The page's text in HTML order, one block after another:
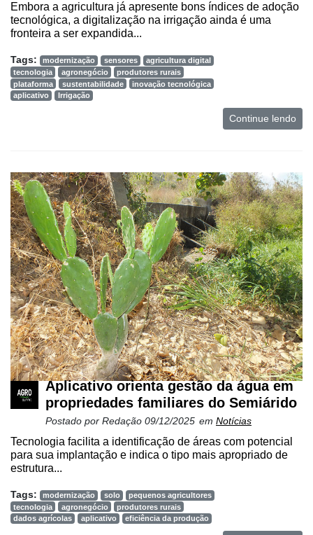
Embora a agricultura já apresente bons índices de adoção
tecnológica, a digitalização na irrigação ainda é uma
fronteira a ser expandida...
Tags: modernização sensores
agricultura digital
tecnologia
agronegócio
produtores rurais
plataforma
sustentabilidade
inovação tecnológica
aplicativo
Irrigação
Continue lendo
Aplicativo orienta gestão da água em
propriedades familiares do Semiárido
Postado por Redação 09/12/2025 em Notícias
Tecnologia facilita a identificação de áreas com potencial
para sua implantação e indica o tipo mais apropriado de
estrutura...
Tags: modernização solo
pequenos agricultores
tecnologia
agronegócio
produtores rurais
dados agrícolas
aplicativo eficiência da produção